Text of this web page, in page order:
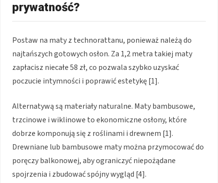
prywatność?
Postaw na maty z technorattanu, ponieważ należą do
najtańszych gotowych osłon. Za 1,2 metra takiej maty
zapłacisz niecałe 58 zł, co pozwala szybko uzyskać
poczucie intymności i poprawić estetykę [1].
Alternatywą są materiały naturalne. Maty bambusowe,
trzcinowe i wiklinowe to ekonomiczne osłony, które
dobrze komponują się z roślinami i drewnem [1].
Drewniane lub bambusowe maty można przymocować do
poręczy balkonowej, aby ograniczyć niepożądane
spojrzenia i zbudować spójny wygląd [4].